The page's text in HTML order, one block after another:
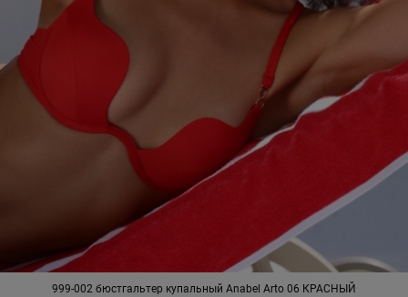
999-002 бюстгальтер купальный Anabel Arto 06 КРАСНЫЙ